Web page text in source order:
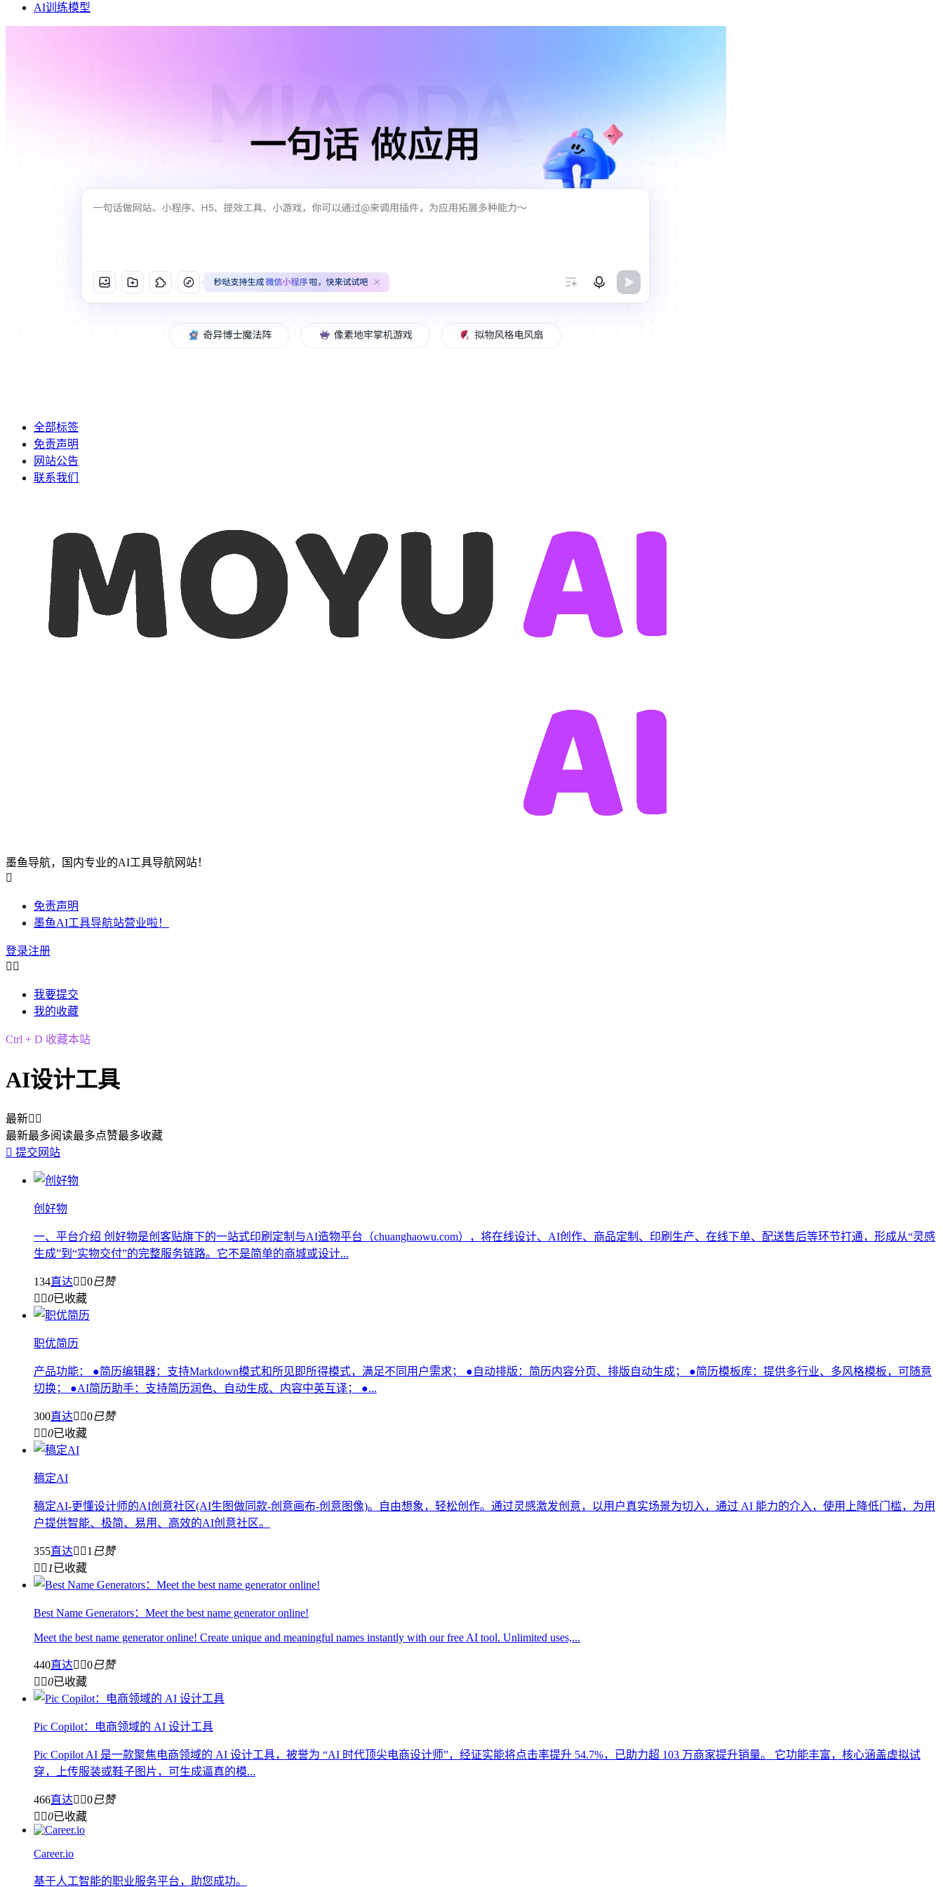
AI训练模型
全部标签
免责声明
网站公告
联系我们
墨鱼导航，国内专业的AI工具导航网站！

免责声明
墨鱼AI工具导航站营业啦！
登录注册
 
我要提交
我的收藏
Ctrl + D 收藏本站
AI设计工具
最新 
最新最多阅读最多点赞最多收藏
 提交网站
创好物
一、平台介绍 创好物是创客贴旗下的一站式印刷定制与AI造物平台（chuanghaowu.com），将在线设计、AI创作、商品定制、印刷生产、在线下单、配送售后等环节打通，形成从“灵感
生成”到“实物交付”的完整服务链路。它不是简单的商城或设计...
134直达 0已赞
 0已收藏
职优简历
产品功能： ●简历编辑器：支持Markdown模式和所见即所得模式，满足不同用户需求； ●自动排版：简历内容分页、排版自动生成； ●简历模板库：提供多行业、多风格模板，可随意
切换； ●AI简历助手：支持简历润色、自动生成、内容中英互译； ●...
300直达 0已赞
 0已收藏
稿定AI
稿定AI-更懂设计师的AI创意社区(AI生图做同款-创意画布-创意图像)。自由想象，轻松创作。通过灵感激发创意，以用户真实场景为切入，通过 AI 能力的介入，使用上降低门槛，为用
户提供智能、极简、易用、高效的AI创意社区。
355直达 1 已赞
  1已收藏
Best Name Generators：Meet the best name generator online!
Meet the best name generator online! Create unique and meaningful names instantly with our free AI tool. Unlimited uses,...
440直达 0已赞
 0已收藏
Pic Copilot：电商领域的 AI 设计工具
Pic Copilot AI 是一款聚焦电商领域的 AI 设计工具，被誉为 “AI 时代顶尖电商设计师”，经证实能将点击率提升 54.7%，已助力超 103 万商家提升销量。 它功能丰富，核心涵盖虚拟试
穿，上传服装或鞋子图片，可生成逼真的模...
466直达 0已赞
 0已收藏
Career.io
基于人工智能的职业服务平台，助您成功。